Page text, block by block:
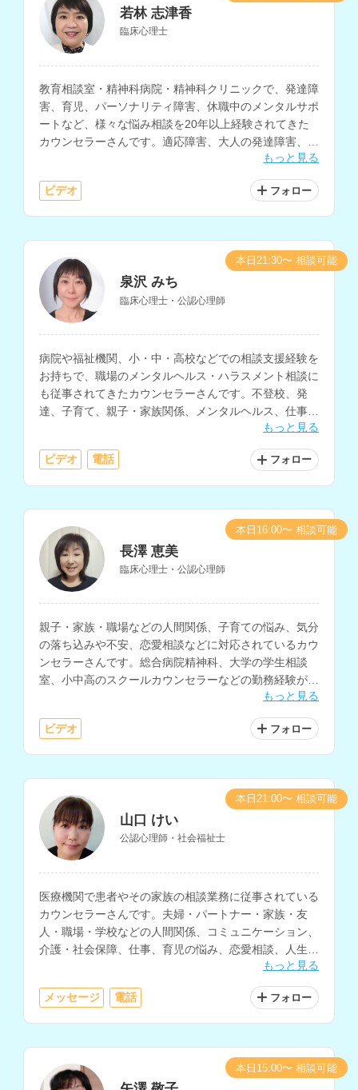
若林 志津香
臨床心理士
教育相談室・精神科病院・精神科クリニックで、発達障
害、育児、パーソナリティ障害、休職中のメンタルサポ
ートなど、様々な悩み相談を20年以上経験されてきた
カウンセラーさんです。適応障害、大人の発達障害、愛
着障害、子どもの問題行動、不登校の相談も得意とされ
もっと見る
ビデオ フォロー
泉沢 みち
臨床心理士・公認心理師
病院や福祉機関、小・中・高校などでの相談支援経験を
お持ちで、職場のメンタルヘルス・ハラスメント相談に
も従事されてきたカウンセラーさんです。不登校、発
達、子育て、親子・家族関係、メンタルヘルス、仕事関
係、職場の人間関係など、幅広い相談内容に対応されて
もっと見る
ビデオ 電話 フォロー
本日21:30〜 相談可能
長澤 恵美
臨床心理士・公認心理師
親子・家族・職場などの人間関係、子育ての悩み、気分
の落ち込みや不安、恋愛相談などに対応されているカウ
ンセラーさんです。総合病院精神科、大学の学生相談
室、小中高のスクールカウンセラーなどの勤務経験があ
り、子育てスキルやストレスマネジメントの技法を豊富
にお持ちです。
もっと見る
ビデオ フォロー
本日16:00〜 相談可能
山口 けい
公認心理師・社会福祉士
医療機関で患者やその家族の相談業務に従事されている
カウンセラーさんです。夫婦・パートナー・家族・友
人・職場・学校などの人間関係、コミュニケーション、
介護・社会保障、仕事、育児の悩み、恋愛相談、人生相
談など、様々な相談内容に対応されています。もっと見る
メッセージ 電話 フォロー
本日21:00〜 相談可能
本日15:00〜 相談可能